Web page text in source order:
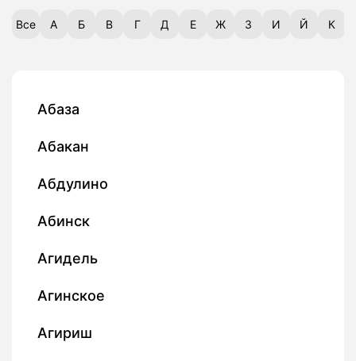
Все А Б В Г Д Е Ж З И Й К
Абаза
Абакан
Абдулино
Абинск
Агидель
Агинское
Агириш